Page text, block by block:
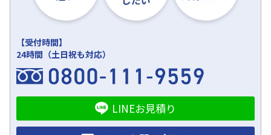
【受付時間】
24時間（土日祝も対応）
LINEお見積り